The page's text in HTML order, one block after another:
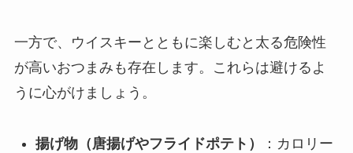
一方で、ウイスキーとともに楽しむと太る危険性
が高いおつまみも存在します。これらは避けるよ
うに心がけましょう。
揚げ物（唐揚げやフライドポテト）
：カロリー